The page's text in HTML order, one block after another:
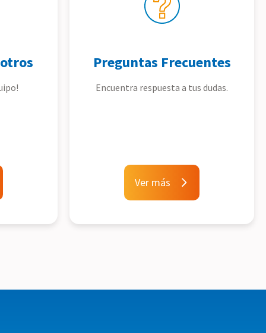
Preguntas Frecuentes
Encuentra respuesta a tus dudas.
Ver más